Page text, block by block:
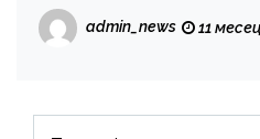
admin_news 11